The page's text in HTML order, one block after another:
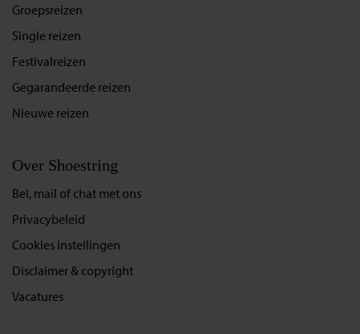
Groepsreizen
Single reizen
Festivalreizen
Gegarandeerde reizen
Nieuwe reizen
Over Shoestring
Bel, mail of chat met ons
Privacybeleid
Cookies instellingen
Disclaimer & copyright
Vacatures